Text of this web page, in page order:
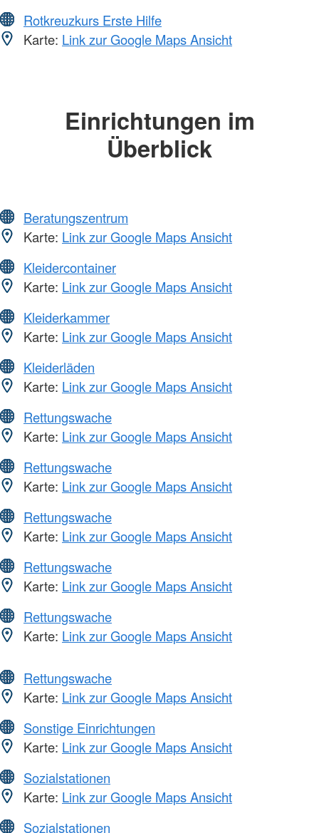
Rotkreuzkurs Erste Hilfe
Karte: Link zur Google Maps Ansicht
Einrichtungen im
Überblick
Beratungszentrum
Karte: Link zur Google Maps Ansicht
Kleidercontainer
Karte: Link zur Google Maps Ansicht
Kleiderkammer
Karte: Link zur Google Maps Ansicht
Kleiderläden
Karte: Link zur Google Maps Ansicht
Rettungswache
Karte: Link zur Google Maps Ansicht
Rettungswache
Karte: Link zur Google Maps Ansicht
Rettungswache
Karte: Link zur Google Maps Ansicht
Rettungswache
Karte: Link zur Google Maps Ansicht
Rettungswache
Karte: Link zur Google Maps Ansicht
Rettungswache
Karte: Link zur Google Maps Ansicht
Sonstige Einrichtungen
Karte: Link zur Google Maps Ansicht
Sozialstationen
Karte: Link zur Google Maps Ansicht
Sozialstationen